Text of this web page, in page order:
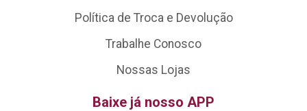
Política de Troca e Devolução
Trabalhe Conosco
Nossas Lojas
Baixe já nosso APP